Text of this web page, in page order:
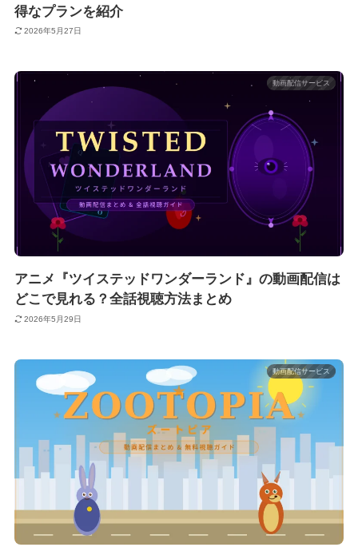
得なプランを紹介
2026年5月27日
動画配信サービス
アニメ『ツイステッドワンダーランド』の動画配信は
どこで見れる？全話視聴方法まとめ
2026年5月29日
動画配信サービス